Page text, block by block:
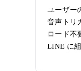
ユーザー
音声トリ
ロード不
LINE に